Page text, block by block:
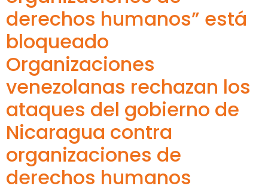
derechos humanos” está
bloqueado
Organizaciones
venezolanas rechazan los
ataques del gobierno de
Nicaragua contra
organizaciones de
derechos humanos